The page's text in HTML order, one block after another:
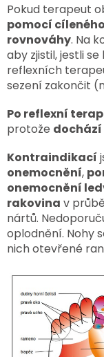
Pokud terapeut
pomocí
rovnováhy. Na
aby zjistil, jestli
reflexních
sezení zakončit
Po reflexní
protože
Kontraindikací
onemocnění,
onemocnění
rakovina v
nártů.
oplodnění. Nohy
nich otevřené